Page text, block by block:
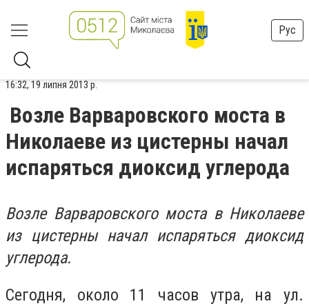
Рус
16:32, 19 липня 2013 р.
Возле Варваровского моста в
Николаеве из цистерны начал
испаряться диоксид углерода
Возле Варваровского моста в Николаеве
из цистерны начал испаряться диоксид
углерода.
Сегодня, около 11 часов утра, на ул.